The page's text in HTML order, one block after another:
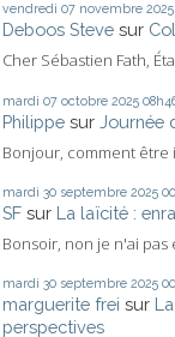
vendredi 07 novembre 2025
Deboos Steve sur
Cher Sébastien Fath,
mardi 07 octobre 2025
Philippe sur Journée
Bonjour, comment
mardi 30 septembre 2025
SF sur La laïcité :
Bonsoir, non je n'ai pas
mardi 30 septembre 2025
marguerite frei sur
perspectives